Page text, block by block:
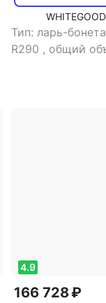
Тип: ларь-бонета
R290 , общий
4.9
166 728 ₽